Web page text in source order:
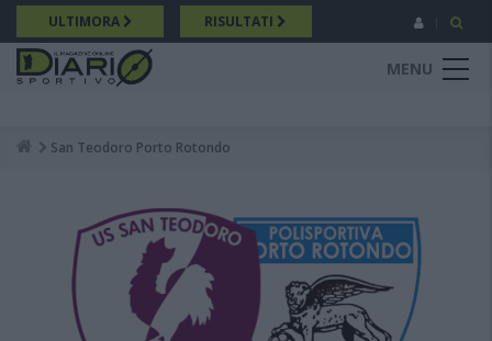
Salta
al
contenuto
principale
ULTIMORA RISULTATI
MENU
Breadcrumb
San Teodoro Porto Rotondo